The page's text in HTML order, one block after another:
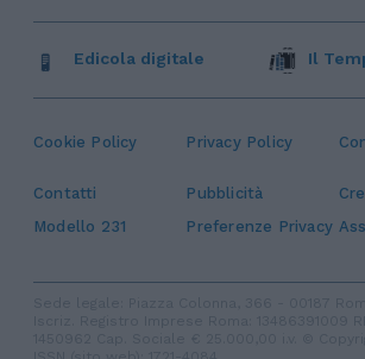
Cookie Policy Privacy Policy
Contatti Pubblicità
Modello 231
Preferenze Privacy
Edicola digitale Il